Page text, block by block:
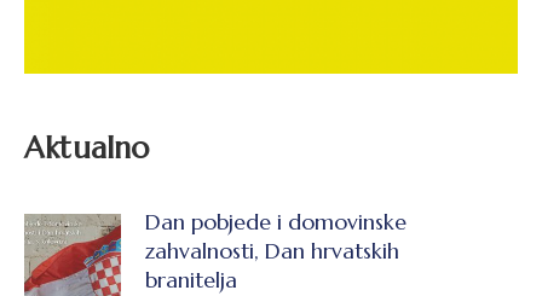
Aktualno
Dan pobjede i domovinske
zahvalnosti, Dan hrvatskih
branitelja